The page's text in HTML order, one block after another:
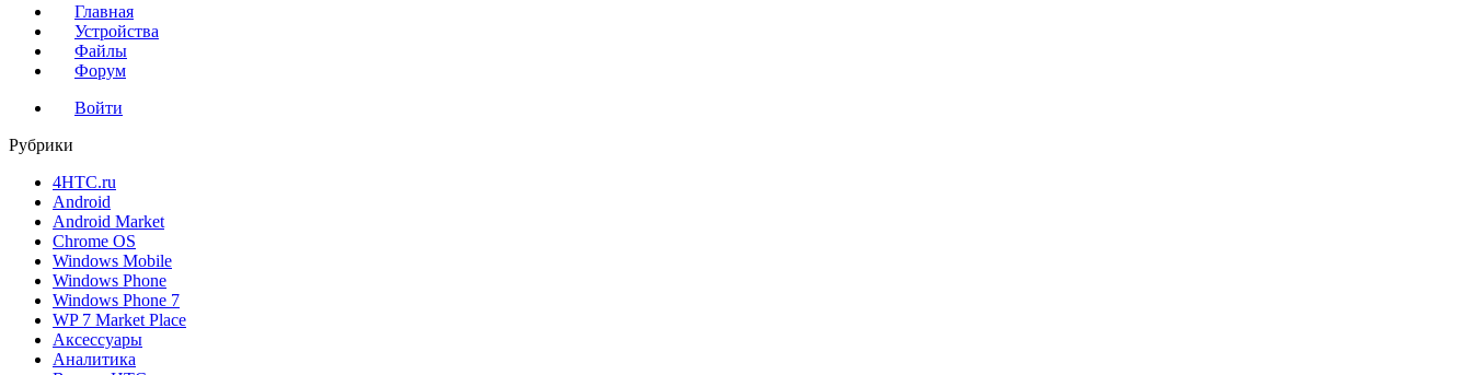
Главная
Устройства
Файлы
Форум
Войти
Рубрики
4HTC.ru
Android
Android Market
Chrome OS
Windows Mobile
Windows Phone
Windows Phone 7
WP 7 Market Place
Аксессуары
Аналитика